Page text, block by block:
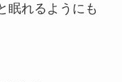
眠れるようにも